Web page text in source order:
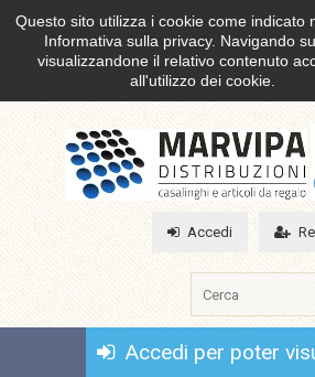
Questo sito utilizza i cookie come indicato
Informativa sulla privacy. Navigando
visualizzandone il relativo contenuto
all'utilizzo dei cookie.
Accedi
Accedi per poter